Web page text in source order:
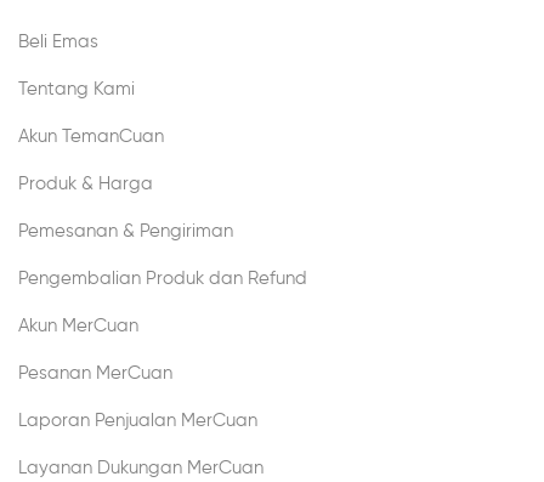
Beli Emas
Tentang Kami
Akun TemanCuan
Produk & Harga
Pemesanan & Pengiriman
Pengembalian Produk dan Refund
Akun MerCuan
Pesanan MerCuan
Laporan Penjualan MerCuan
Layanan Dukungan MerCuan